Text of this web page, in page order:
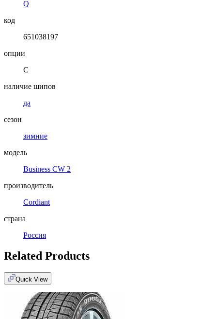
Q
код
651038197
опции
C
наличие шипов
да
сезон
зимние
модель
Business CW 2
производитель
Cordiant
страна
Россия
Related Products
Quick View